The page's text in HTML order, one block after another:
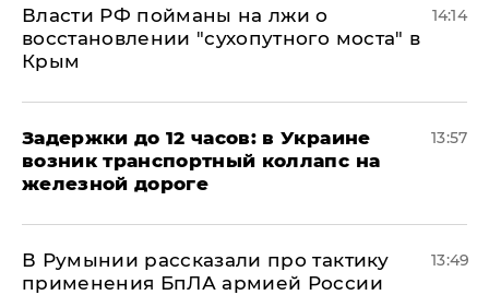
Власти РФ пойманы на лжи о
восстановлении "сухопутного моста" в
Крым
14:14
Задержки до 12 часов: в Украине
возник транспортный коллапс на
железной дороге
13:57
В Румынии рассказали про тактику
применения БпЛА армией России
13:49